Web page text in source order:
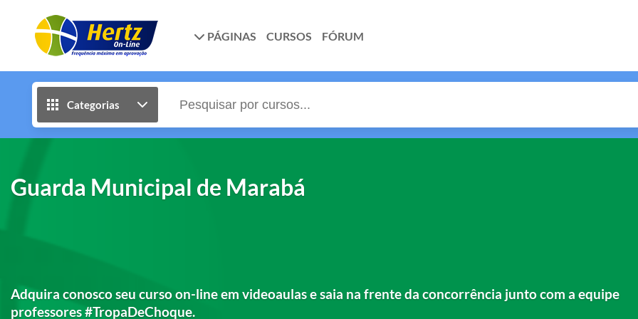
PÁGINAS CURSOS FÓRUM
Categorias
Guarda Municipal de Marabá
Adquira conosco seu curso on-line em videoaulas e saia na frente da concorrência junto com a equipe
professores #TropaDeChoque.